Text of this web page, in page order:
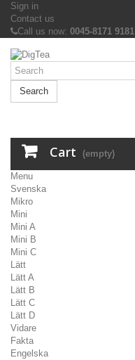
Sign in
Contact us
Call us now: 0045-8171 9181
Search
Cart (empty)
Menu
Svenska
Mikro
Mini
Mini A
Mini B
Mini C
Lätt
Lätt A
Lätt B
Lätt C
Lätt D
Vidare
Fakta
Engelska